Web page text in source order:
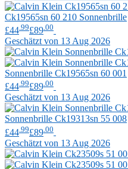
Ck19565sn 60 210 Sonnenbrille
£44 .99£89 .00
Geschätzt von 13 Aug 2026
Sonnenbrille Ck19565sn 60 001
£44 .99£89 .00
Geschätzt von 13 Aug 2026
Sonnenbrille Ck19313sn 55 008
£44 .99£89 .00
Geschätzt von 13 Aug 2026